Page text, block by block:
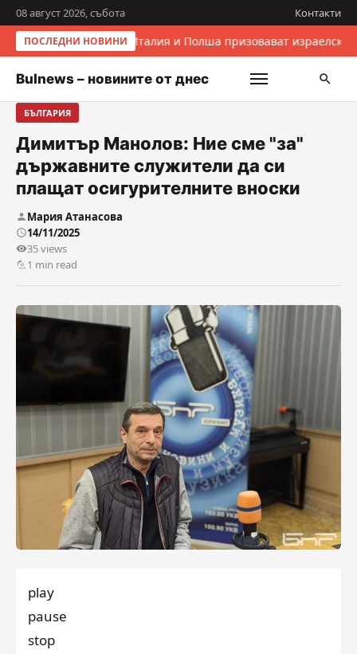
08 август 2026, събота Контакти
ПОСЛЕДНИ НОВИНИ Италия и Полша призовават
Bulnews – новините от днес
БЪЛГАРИЯ
Димитър Манолов: Ние сме "за"
държавните служители да си
плащат осигурителните вноски
Мария Атанасова
14/11/2025
35 views
1 min read
play
pause
stop